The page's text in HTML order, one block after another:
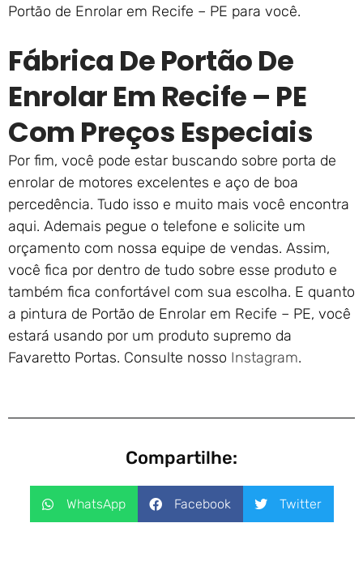
Portão de Enrolar em Recife – PE para você.
Fábrica De Portão De
Enrolar Em Recife – PE
Com Preços Especiais
Por fim, você pode estar buscando sobre porta de
enrolar de motores excelentes e aço de boa
percedência. Tudo isso e muito mais você encontra
aqui. Ademais pegue o telefone e solicite um
orçamento com nossa equipe de vendas. Assim,
você fica por dentro de tudo sobre esse produto e
também fica confortável com sua escolha. E quanto
a pintura de Portão de Enrolar em Recife – PE, você
estará usando por um produto supremo da
Favaretto Portas. Consulte nosso Instagram.
Compartilhe:
WhatsApp Facebook Twitter